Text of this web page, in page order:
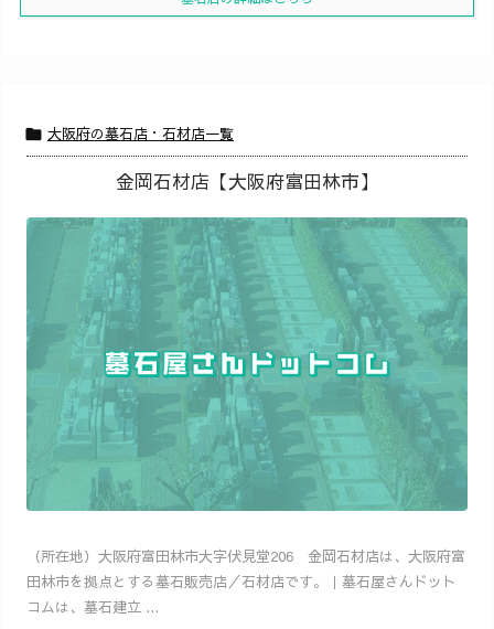
 大阪府の墓石店・石材店一覧
金岡石材店【大阪府富田林市】
（所在地）大阪府富田林市大字伏見堂206 金岡石材店は、大阪府富
田林市を拠点とする墓石販売店／石材店です。｜墓石屋さんドット
コムは、墓石建立 ...